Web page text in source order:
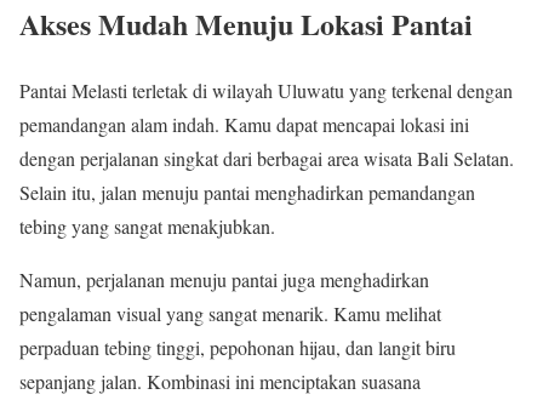
Akses Mudah Menuju Lokasi Pantai
Pantai Melasti terletak di wilayah Uluwatu yang terkenal dengan
pemandangan alam indah. Kamu dapat mencapai lokasi ini
dengan perjalanan singkat dari berbagai area wisata Bali Selatan.
Selain itu, jalan menuju pantai menghadirkan pemandangan
tebing yang sangat menakjubkan.
Namun, perjalanan menuju pantai juga menghadirkan
pengalaman visual yang sangat menarik. Kamu melihat
perpaduan tebing tinggi, pepohonan hijau, dan langit biru
sepanjang jalan. Kombinasi ini menciptakan suasana